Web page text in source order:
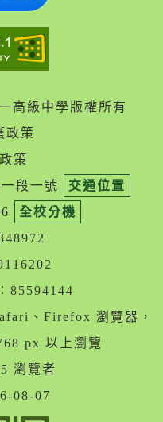
高級中學版權所有
政策
策
段一號
交通位置
全校分機
、Firefox 瀏覽器，
px 以上瀏覽
瀏覽者
08-07